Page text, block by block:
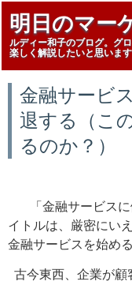
明日のマー
ルディー和子のブログ。グ
楽しく解説したいと思います
金融サービ
退する（こ
るのか？）
「金融サービス
イトルは、厳密にい
金融サービスを始め
古今東西、企業が顧